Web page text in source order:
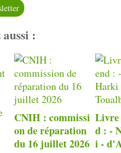
:
CNIH : commissi
on de réparation
du 16 juillet 2026
Livre
d : -
i -